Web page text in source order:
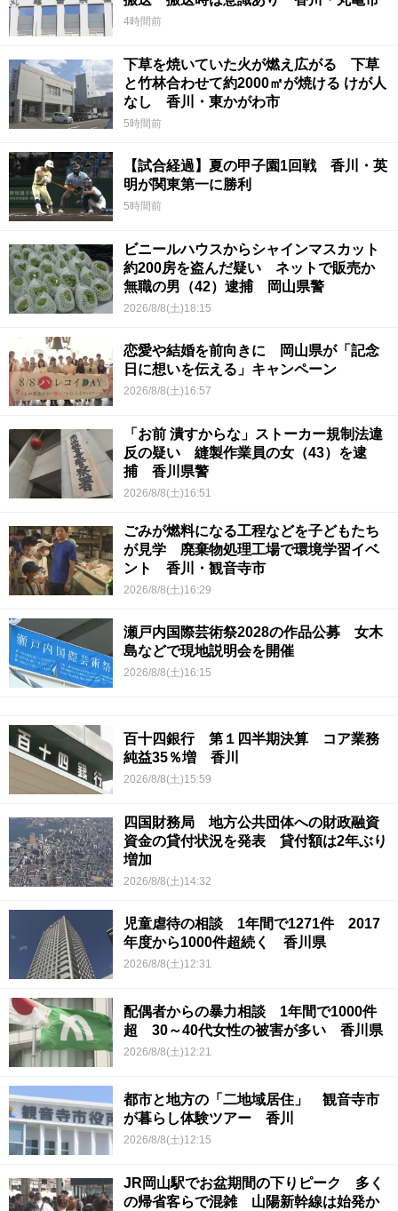
4時間前
下草を焼いていた火が燃え広がる 下草
と竹林合わせて約2000㎡が焼ける けが人
なし 香川・東かがわ市
5時間前
【試合経過】夏の甲子園1回戦 香川・英
明が関東第一に勝利
5時間前
ビニールハウスからシャインマスカット
約200房を盗んだ疑い ネットで販売か
無職の男（42）逮捕 岡山県警
2026/8/8(土)18:15
恋愛や結婚を前向きに 岡山県が「記念
日に想いを伝える」キャンペーン
2026/8/8(土)16:57
「お前 潰すからな」ストーカー規制法違
反の疑い 縫製作業員の女（43）を逮
捕 香川県警
2026/8/8(土)16:51
ごみが燃料になる工程などを子どもたち
が見学 廃棄物処理工場で環境学習イベ
ント 香川・観音寺市
2026/8/8(土)16:29
瀬戸内国際芸術祭2028の作品公募 女木
島などで現地説明会を開催
2026/8/8(土)16:15
百十四銀行 第１四半期決算 コア業務
純益35％増 香川
2026/8/8(土)15:59
四国財務局 地方公共団体への財政融資
資金の貸付状況を発表 貸付額は2年ぶり
増加
2026/8/8(土)14:32
児童虐待の相談 1年間で1271件 2017
年度から1000件超続く 香川県
2026/8/8(土)12:31
配偶者からの暴力相談 1年間で1000件
超 30～40代女性の被害が多い 香川県
2026/8/8(土)12:21
都市と地方の「二地域居住」 観音寺市
が暮らし体験ツアー 香川
2026/8/8(土)12:15
JR岡山駅でお盆期間の下りピーク 多く
の帰省客らで混雑 山陽新幹線は始発か